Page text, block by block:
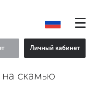
Личный кабинет
скамью